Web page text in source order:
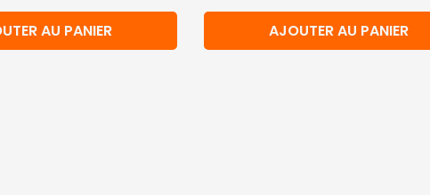
AU PANIER AJOUTER AU PANIER